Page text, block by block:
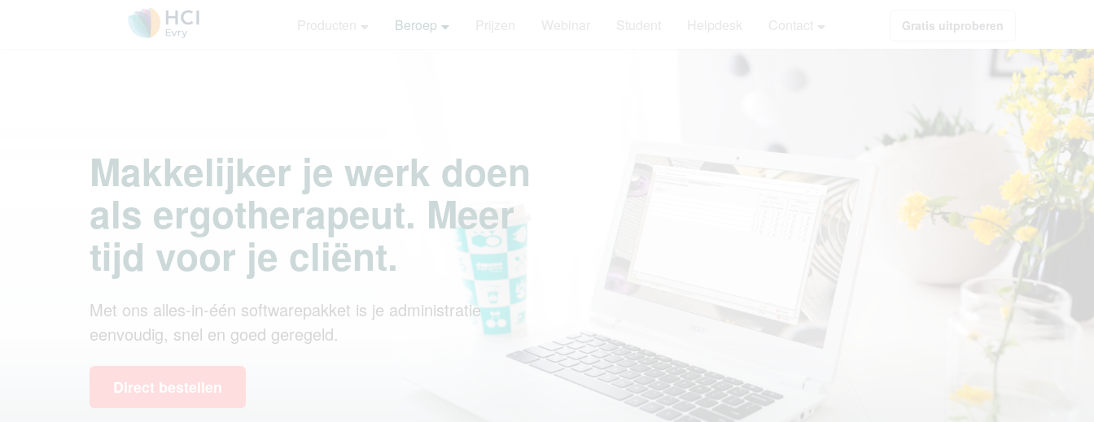
Producten Beroep Prijzen Webinar Student Helpdesk Contact Gratis uitproberen
Makkelijker je werk doen
als ergotherapeut. Meer
tijd voor je cliënt.
Met ons alles-in-één softwarepakket is je administratie
eenvoudig, snel en goed geregeld.
Direct bestellen